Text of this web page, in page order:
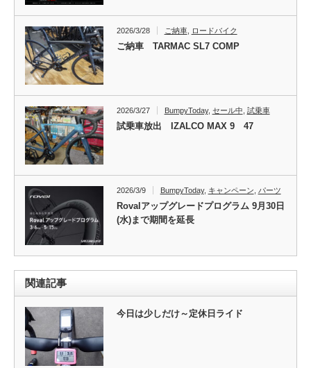
2026/3/28 ご納車, ロードバイク
ご納車 TARMAC SL7 COMP
2026/3/27 BumpyToday, セール中 試乗車
試乗車放出 IZALCO MAX 9 47
2026/3/9 BumpyToday, キャンペーン, パーツ
Rovalアップグレードプログラム 9月30日
(水)まで期間を延長
関連記事
今日は少しだけ～定休日ライド